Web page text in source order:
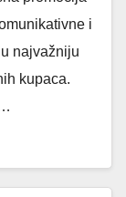
i
najvažniju
kupaca.